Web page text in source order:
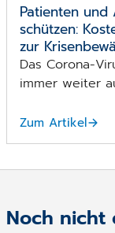
Patienten
schützen:
zur
Das Corona-
immer weiter
Zum Artikel
Noch nicht